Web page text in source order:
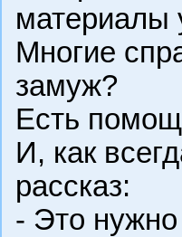
материалы
Многие
замуж?
Есть
И, как
рассказ:
- Это нужно